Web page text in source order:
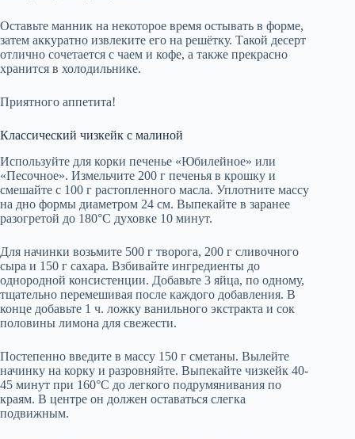
Оставьте манник на некоторое время остывать в форме,
затем аккуратно извлеките его на решётку. Такой десерт
отлично сочетается с чаем и кофе, а также прекрасно
хранится в холодильнике.
Приятного аппетита!
Классический чизкейк с малиной
Используйте для корки печенье «Юбилейное» или
«Песочное». Измельчите 200 г печенья в крошку и
смешайте с 100 г растопленного масла. Уплотните массу
на дно формы диаметром 24 см. Выпекайте в заранее
разогретой до 180°С духовке 10 минут.
Для начинки возьмите 500 г творога, 200 г сливочного
сыра и 150 г сахара. Взбивайте ингредиенты до
однородной консистенции. Добавьте 3 яйца, по одному,
тщательно перемешивая после каждого добавления. В
конце добавьте 1 ч. ложку ванильного экстракта и сок
половины лимона для свежести.
Постепенно введите в массу 150 г сметаны. Вылейте
начинку на корку и разровняйте. Выпекайте чизкейк 40-
45 минут при 160°С до легкого подрумянивания по
краям. В центре он должен оставаться слегка
подвижным.